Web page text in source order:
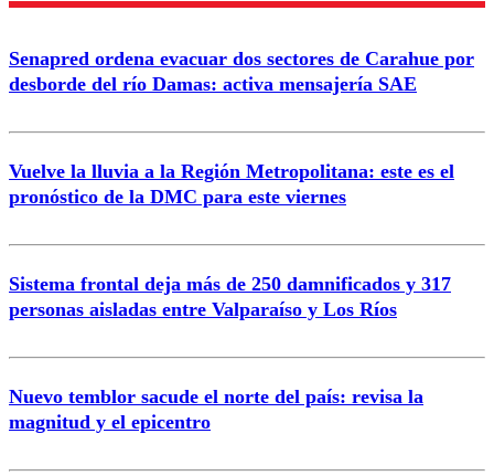
Correo
Enviar comentario
Senapred ordena evacuar dos sectores de Carahue por
desborde del río Damas: activa mensajería SAE
Vuelve la lluvia a la Región Metropolitana: este es el
pronóstico de la DMC para este viernes
Sistema frontal deja más de 250 damnificados y 317
personas aisladas entre Valparaíso y Los Ríos
Nuevo temblor sacude el norte del país: revisa la
magnitud y el epicentro